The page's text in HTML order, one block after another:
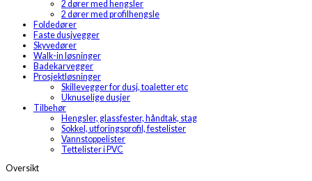
2 dører med hengsler
2 dører med profilhengsle
Foldedører
Faste dusjvegger
Skyvedører
Walk-in løsninger
Badekarvegger
Prosjektløsninger
Skillevegger for dusj, toaletter etc
Uknuselige dusjer
Tilbehør
Hengsler, glassfester, håndtak, stag
Sokkel, utforingsprofil, festelister
Vannstoppelister
Tettelister i PVC
Oversikt